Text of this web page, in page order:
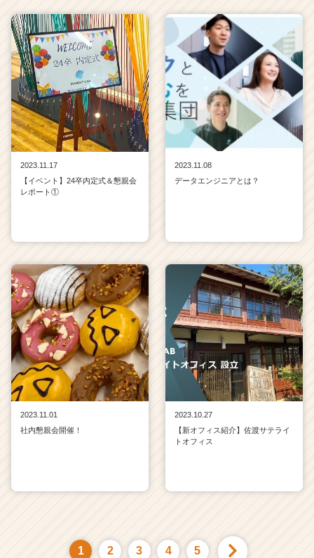
2023.11.17
【イベント】24卒内定式＆懇親会
レポート①
2023.11.08
データエンジニアとは？
2023.11.01
社内懇親会開催！
2023.10.27
【新オフィス紹介】佐渡サテライ
トオフィス
1 2 3 4 5